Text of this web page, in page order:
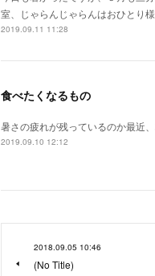
室、じゃらんじゃらんはおひとり
2019.09.11 11:28
食べたくなるもの
暑さの疲れが残っているのか最近
2019.09.10 12:12
2018.09.05 10:46
(No Title)